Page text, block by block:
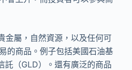
金屬，自然資源，以及任何可
的商品。例子包括美國石油基
託（GLD）。還有廣泛的商品